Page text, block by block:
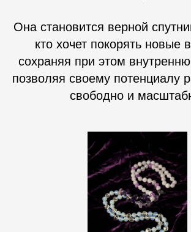
Она становится верной
кто хочет покорять новые
сохраняя при этом
позволяя своему потенциалу
свободно и